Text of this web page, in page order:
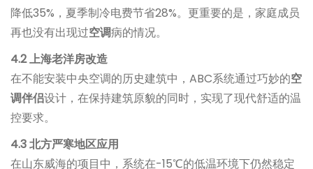
降低35%，夏季制冷电费节省28%。更重要的是，家庭成员
再也没有出现过空调病的情况。
4.2 上海老洋房改造
在不能安装中央空调的历史建筑中，ABC系统通过巧妙的空
调伴侣设计，在保持建筑原貌的同时，实现了现代舒适的温
控要求。
4.3 北方严寒地区应用
在山东威海的项目中，系统在-15℃的低温环境下仍然稳定